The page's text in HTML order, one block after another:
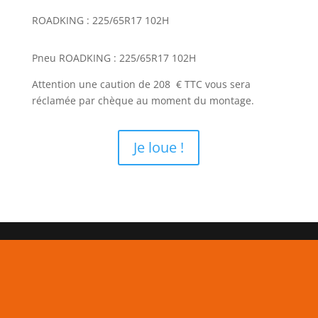
ROADKING : 225/65R17 102H
Pneu ROADKING : 225/65R17 102H
Attention une caution de 208 € TTC vous sera
réclamée par chèque au moment du montage.
Je loue !